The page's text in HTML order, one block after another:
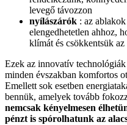
levegő távozzon
nyílászárók : az
elengedhetetlen ahhoz,
klímát és csökkentsük az
Ezek az innovatív
minden évszakban komfortos
Emellett sok esetben
bennük, amelyek tovább
nemcsak kényelmesen
pénzt is spórolhatunk az